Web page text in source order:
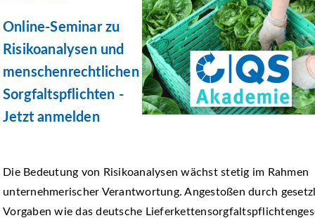
Online-Seminar zu
Risikoanalysen und
menschenrechtlichen
Sorgfaltspflichten -
Jetzt anmelden
Die Bedeutung von Risikoanalysen wächst stetig im Rahmen
unternehmerischer Verantwortung. Angestoßen durch
Vorgaben wie das deutsche